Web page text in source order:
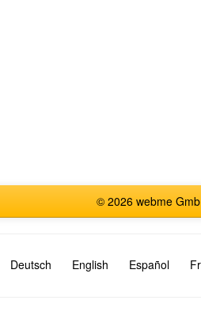
© 2026 webme
Deutsch English Español